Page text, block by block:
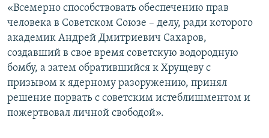
«Всемерно способствовать обеспечению прав
человека в Советском Союзе – делу, ради которого
академик Андрей Дмитриевич Сахаров,
создавший в свое время советскую водородную
бомбу, а затем обратившийся к Хрущеву с
призывом к ядерному разоружению, принял
решение порвать с советским истеблишментом и
пожертвовал личной свободой».